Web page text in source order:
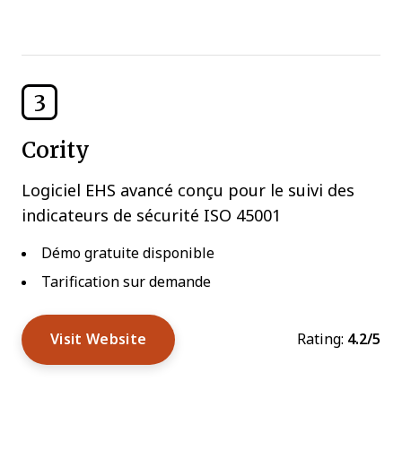
3
Cority
Logiciel EHS avancé conçu pour le suivi des
indicateurs de sécurité ISO 45001
Démo gratuite disponible
Tarification sur demande
Visit Website Rating: 4.2/5